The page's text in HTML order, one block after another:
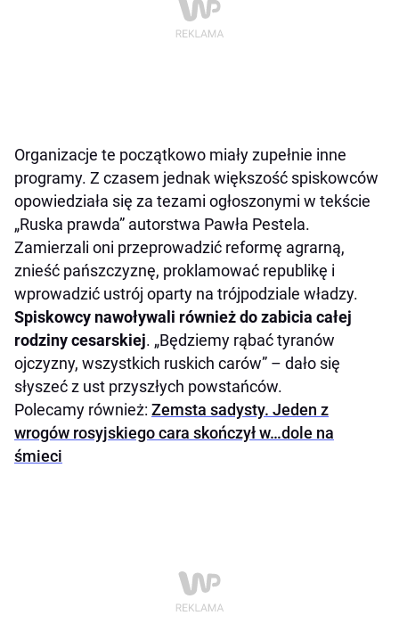
Organizacje te początkowo miały zupełnie inne
programy. Z czasem jednak większość spiskowców
opowiedziała się za tezami ogłoszonymi w tekście
„Ruska prawda” autorstwa Pawła Pestela.
Zamierzali oni przeprowadzić reformę agrarną,
znieść pańszczyznę, proklamować republikę i
wprowadzić ustrój oparty na trójpodziale władzy.
Spiskowcy nawoływali również do zabicia całej
rodziny cesarskiej. „Będziemy rąbać tyranów
ojczyzny, wszystkich ruskich carów” – dało się
słyszeć z ust przyszłych powstańców.
Polecamy również: Zemsta sadysty. Jeden z
wrogów rosyjskiego cara skończył w…dole na
śmieci